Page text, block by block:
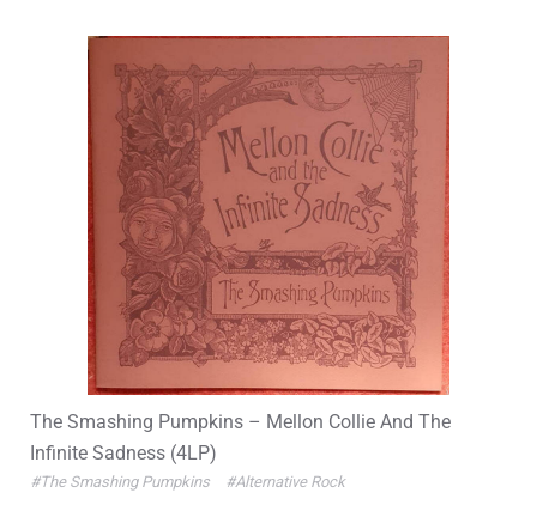
The Smashing Pumpkins – Mellon Collie And The
Infinite Sadness (4LP)
#The Smashing Pumpkins #Alternative Rock